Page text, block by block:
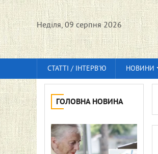
Неділя, 09 серпня 2026
СТАТТІ / ІНТЕРВ'Ю НОВИНИ
ГОЛОВНА НОВИНА